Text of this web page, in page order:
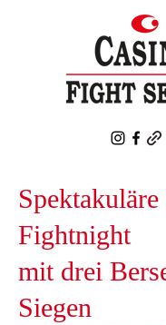
Fightnight
mit drei
Siegen